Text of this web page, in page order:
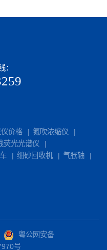
：
价格
氮吹浓缩仪
荧光光谱仪
细砂回收机
气胀轴
粤公网安备
号